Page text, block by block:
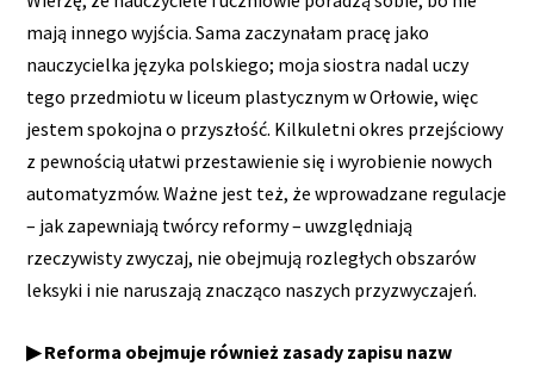
mają innego wyjścia. Sama zaczynałam pracę jako
nauczycielka języka polskiego; moja siostra nadal uczy
tego przedmiotu w liceum plastycznym w Orłowie, więc
jestem spokojna o przyszłość. Kilkuletni okres przejściowy
z pewnością ułatwi przestawienie się i wyrobienie nowych
automatyzmów. Ważne jest też, że wprowadzane regulacje
– jak zapewniają twórcy reformy – uwzględniają
rzeczywisty zwyczaj, nie obejmują rozległych obszarów
leksyki i nie naruszają znacząco naszych przyzwyczajeń.
▶ Reforma obejmuje również zasady zapisu nazw